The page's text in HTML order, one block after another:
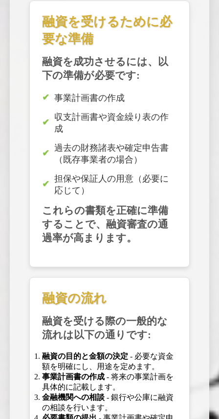
融資を受けるために必
要な準備
融資を成功させるには、以
下の準備が必要です:
事業計画書の作成
収支計画書や資金繰り表の作
成
過去の財務諸表や確定申告書
（既存事業者の場合）
担保や保証人の用意（必要に
応じて）
これらの書類を正確に準備
することで、融資審査の通
過率が高まります。
融資の流れ
融資を受ける際の一般的な
流れは以下の通りです:
融資の目的と金額の決定 - 必要な資金
額を明確にし、用途を定めます。
事業計画書の作成 - 将来の事業計画を
具体的に記載します。
金融機関への相談 - 銀行や公庫に融資
の相談を行います。